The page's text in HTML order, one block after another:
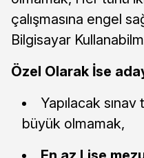
çalışmasına engel
Bilgisayar
Özel Olarak İse
Yapılacak sınav
büyük olmamak,